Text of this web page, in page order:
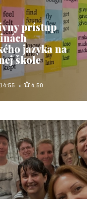
prístup
jazyka na
škole
4.50